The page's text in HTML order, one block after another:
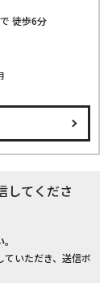
徒歩6分
してくださ
いただき、送信ボ